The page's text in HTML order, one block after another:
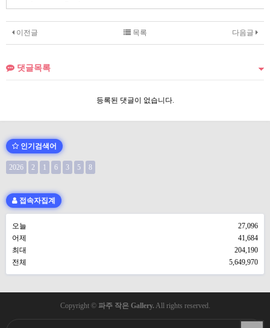
이전글 다음글
목록
댓글목록
등록된 댓글이 없습니다.
인기검색어
2026 2 1 6 3 5 8
접속자집계
오늘
27,096
어제
41,684
최대
204,190
전체
5,649,970
Copyright © 파주 작은 Gallery. All rights reserved.